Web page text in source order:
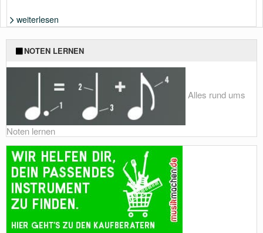
weiterlesen
NOTEN LERNEN
Alles rund ums
Noten lernen